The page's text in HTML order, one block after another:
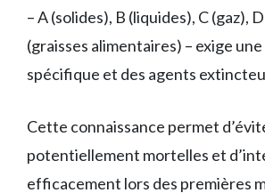
– A (solides), B (liquides), C (gaz),
(graisses alimentaires) – exige
spécifique et des agents
Cette connaissance permet
potentiellement mortelles et
efficacement lors des premières